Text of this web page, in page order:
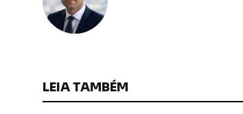
LEIA TAMBÉM